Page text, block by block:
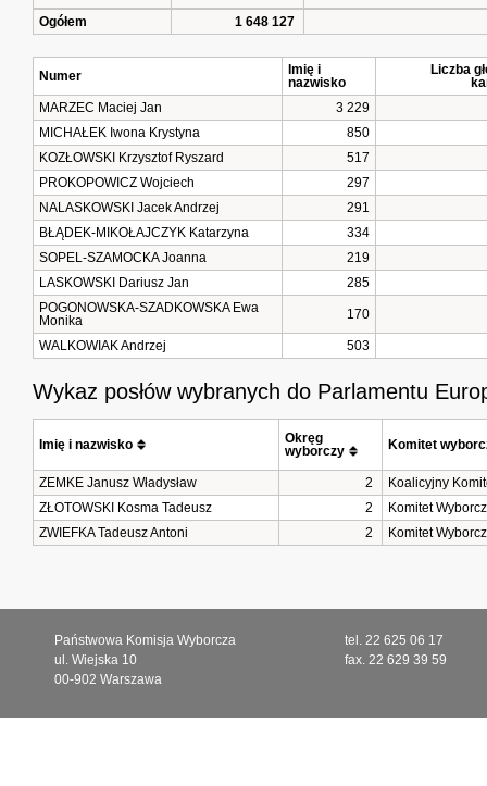
Ogółem
1 648 127
Numer
Imię i
nazwisko
Liczba
MARZEC Maciej Jan
3 229
MICHAŁEK Iwona Krystyna
850
KOZŁOWSKI Krzysztof Ryszard
517
PROKOPOWICZ Wojciech
297
NALASKOWSKI Jacek Andrzej
291
BŁĄDEK-MIKOŁAJCZYK Katarzyna
334
SOPEL-SZAMOCKA Joanna
219
LASKOWSKI Dariusz Jan
285
POGONOWSKA-SZADKOWSKA Ewa
Monika
170
WALKOWIAK Andrzej 503
Wykaz posłów wybranych do Parlamentu
Imię i nazwisko
Okręg
wyborczy
Komitet
ZEMKE Janusz Władysław 2
Koalicyjny
ZŁOTOWSKI Kosma Tadeusz
2
Komitet
ZWIEFKA Tadeusz Antoni
2 Komitet
Państwowa Komisja Wyborcza
ul. Wiejska 10
00-902 Warszawa
tel. 22 625 06 17
fax. 22 629 39 59